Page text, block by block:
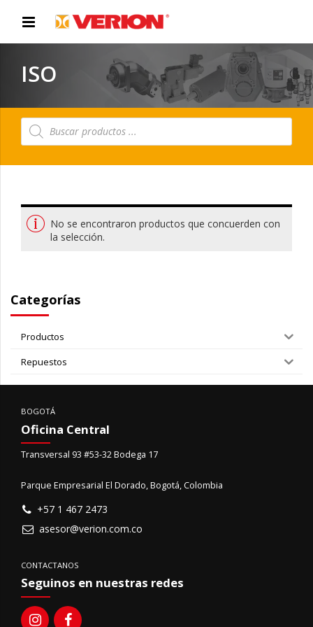
ISO
Búsqueda
de
No se encontraron productos que concuerden con
la selección.
Categorías
Productos
Repuestos
BOGOTÁ
Oficina Central
Transversal 93 #53-32 Bodega 17
Parque Empresarial El Dorado, Bogotá, Colombia
+57 1 467 2473
asesor@verion.com.co
CONTACTANOS
Seguinos en nuestras redes